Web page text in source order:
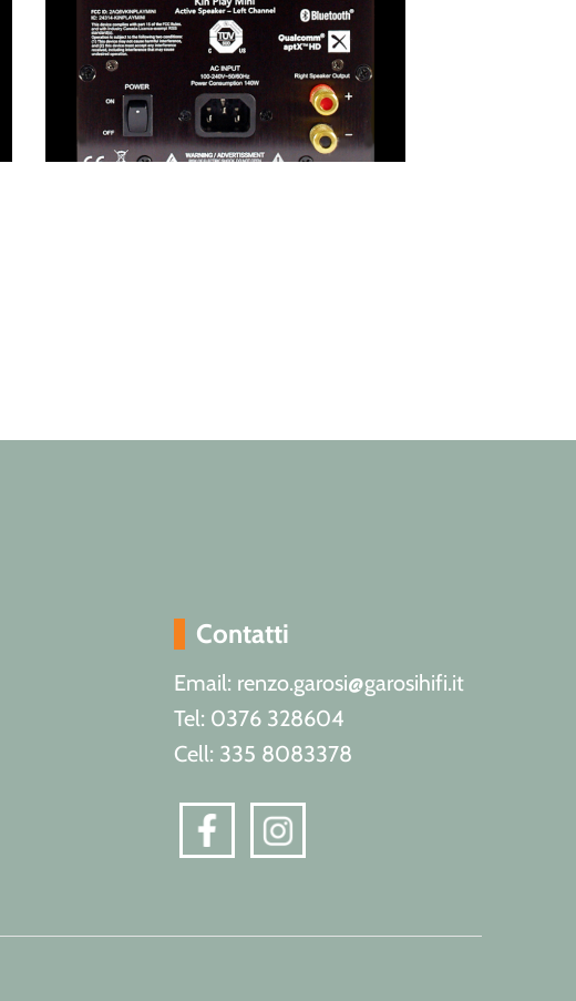
Contatti
Email: renzo.garosi@garosihifi.it
Tel: 0376 328604
Cell: 335 8083378